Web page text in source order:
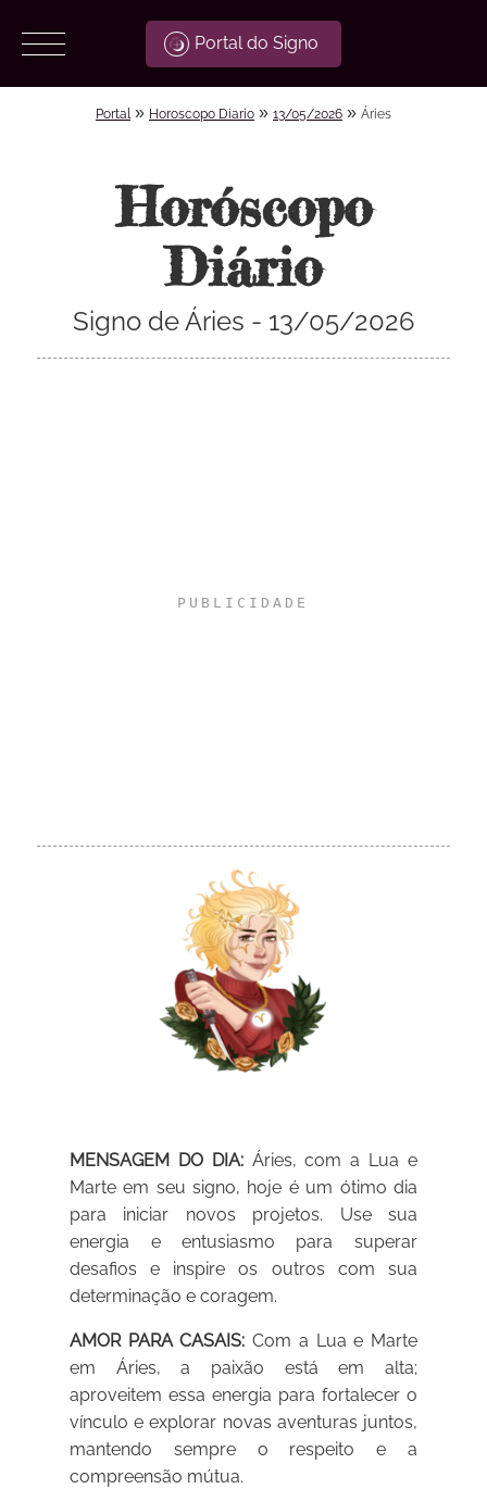
Portal do Signo
Portal » Horoscopo Diario » 13/05/2026 » Áries
Horóscopo
Diário
Signo de Áries - 13/05/2026
MENSAGEM DO DIA:Áries, com a Lua e
Marte em seu signo, hoje é um ótimo dia
para iniciar novos projetos. Use sua
energia e entusiasmo para superar
desafios e inspire os outros com sua
determinação e coragem.
AMOR PARA CASAIS: Com a Lua e Marte
em Áries, a paixão está em alta;
aproveitem essa energia para fortalecer o
vínculo e explorar novas aventuras juntos,
mantendo sempre o respeito e a
compreensão mútua.